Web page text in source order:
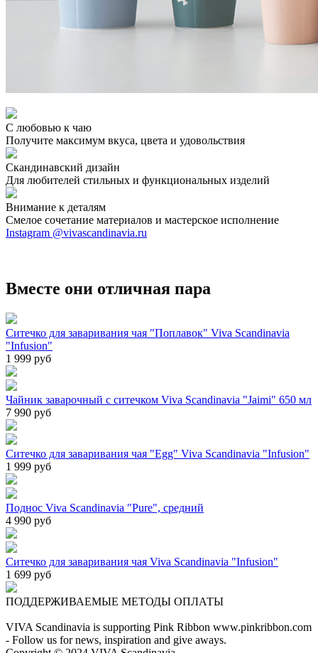
С любовью к чаю
Получите максимум вкуса, цвета и удовольствия
Скандинавский дизайн
Для любителей стильных и функциональных изделий
Внимание к деталям
Смелое сочетание материалов и мастерское исполнение
Instagram @vivascandinavia.ru
Вместе они отличная пара
Ситечко для заваривания чая "Поплавок" Viva Scandinavia
"Infusion"
1 999 руб
Чайник заварочный с ситечком Viva Scandinavia "Jaimi" 650 мл
7 990 руб
Cитечко для заваривания чая "Egg" Viva Scandinavia "Infusion"
1 999 руб
Поднос Viva Scandinavia "Pure", средний
4 990 руб
Ситечко для заваривания чая Viva Scandinavia "Infusion"
1 699 руб
ПОДДЕРЖИВАЕМЫЕ МЕТОДЫ ОПЛАТЫ
VIVA Scandinavia is supporting Pink Ribbon www.pinkribbon.com
- Follow us for news, inspiration and give aways.